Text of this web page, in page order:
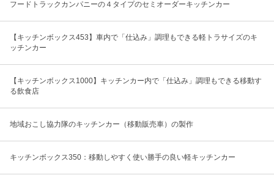
フードトラックカンパニーの４タイプのセミオーダーキッチンカー
【キッチンボックス453】車内で「仕込み」調理もできる軽トラサイズのキ
ッチンカー
【キッチンボックス1000】キッチンカー内で「仕込み」調理もできる移動す
る飲食店
地域おこし協力隊のキッチンカー（移動販売車）の製作
キッチンボックス350：移動しやすく使い勝手の良い軽キッチンカー